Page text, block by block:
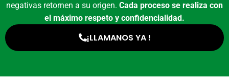
negativas retornen a su origen. Cada proceso se realiza con
el máximo respeto y confidencialidad.
¡LLAMANOS YA !